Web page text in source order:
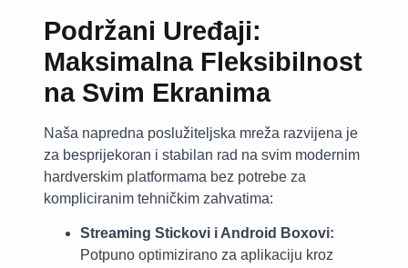
Podržani Uređaji:
Maksimalna Fleksibilnost
na Svim Ekranima
Naša napredna poslužiteljska mreža razvijena je
za besprijekoran i stabilan rad na svim modernim
hardverskim platformama bez potrebe za
kompliciranim tehničkim zahvatima:
Streaming Stickovi i Android Boxovi:
Potpuno optimizirano za aplikaciju kroz